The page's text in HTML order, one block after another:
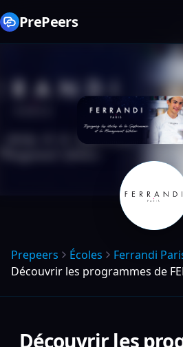
PrePeers
Prepeers Écoles
Ferrandi
Découvrir les programmes de
Découvrir les